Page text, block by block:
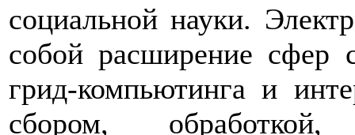
социальной науки.
собой расширение сфер
грид-компьютинга и
сбором,